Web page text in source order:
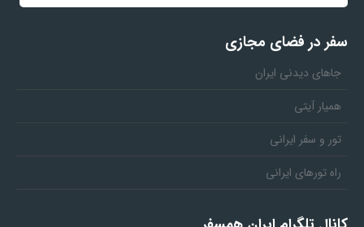
سفر در فضای مجازی
جاهای دیدنی ایران
همیار آیتی
تور و سفر ایرانی
راه تورهای ایرانی